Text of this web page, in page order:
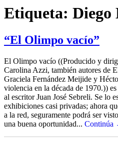
Etiqueta: Diego
“El Olimpo vacío”
El Olimpo vacío ((Producido y
Carolina Azzi, también autores de
Graciela Fernández Meijide y
violencia en la década de 1970.))
al escritor Juan José Sebreli. Se lo
exhibiciones casi privadas; ahora
a la red, seguramente podrá ser
una buena oportunidad... Continúa